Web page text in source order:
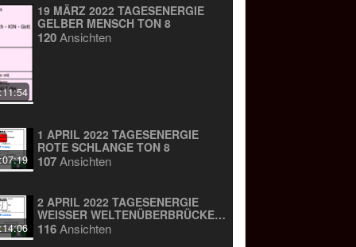
19 MÄRZ 2022 TAGESENERGIE
GELBER MENSCH TON 8
120Ansichten
1 APRIL 2022 TAGESENERGIE
ROTE SCHLANGE TON 8
107Ansichten
2 APRIL 2022 TAGESENERGIE
WEISSER WELTENÜBERBRÜCKER T
ON 9
116Ansichten